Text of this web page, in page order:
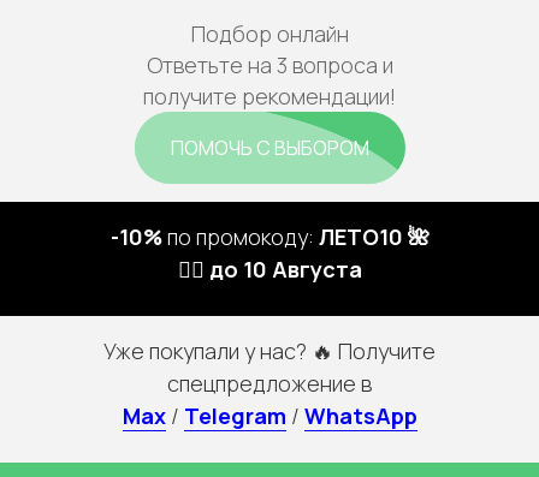
Подбор онлайн
Ответьте на 3 вопроса и
получите рекомендации!
ПОМОЧЬ С ВЫБОРОМ
-10%по промокоду: ЛЕТО10 🌺
🏃‍♀️ до 10 Августа
Уже покупали у нас? 🔥 Получите
спецпредложение в
Max / Telegram / WhatsApp